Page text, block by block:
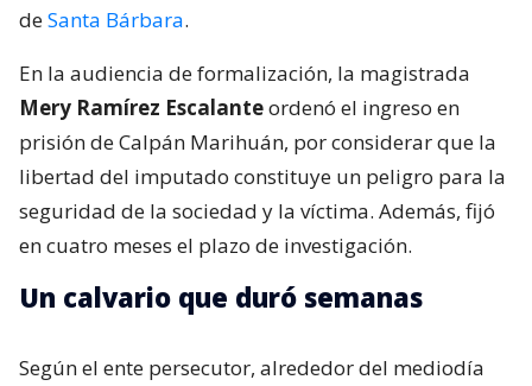
deSanta Bárbara.
En la audiencia de formalización, la magistrada
Mery Ramírez Escalanteordenó el ingreso en
prisión de Calpán Marihuán, por considerar que la
libertad del imputado constituye un peligro para la
seguridad de la sociedad y la víctima. Además, fijó
en cuatro meses el plazo de investigación.
Un calvario que duró semanas
Según el ente persecutor, alrededor del mediodía